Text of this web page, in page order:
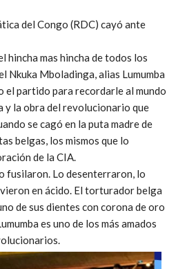
del Congo (RDC) cayó ante
hincha mas hincha de todos los
Nkuka Mboladinga, alias Lumumba
el partido para recordarle al mundo
y la obra del revolucionario que
se cagó en la puta madre de
belgas, los mismos que lo
de la CIA.
fusilaron. Lo desenterraron, lo
en ácido. El torturador belga
de sus dientes con corona de oro
es uno de los más amados